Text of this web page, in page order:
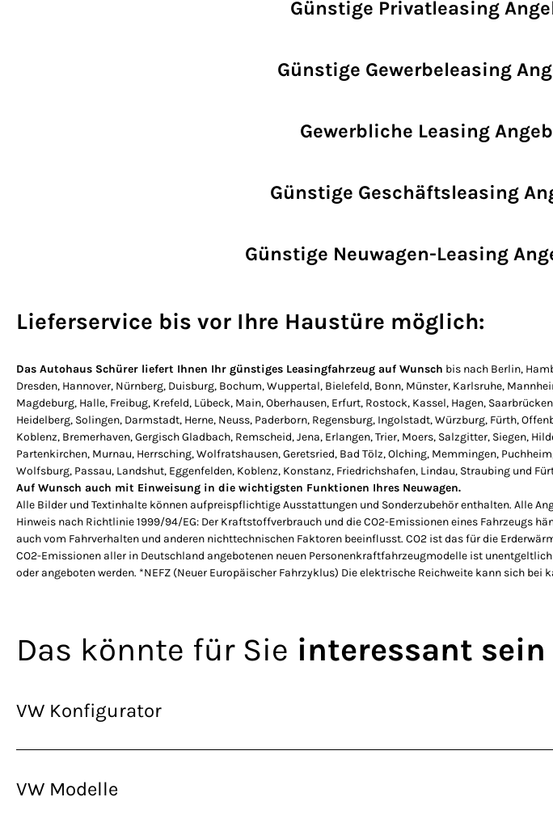
Günstige Privatleasing
Günstige Gewerbeleasing
Gewerbliche Leasing
Günstige Geschäftsleasing
Günstige Neuwagen-Leasing
Lieferservice bis vor Ihre Haustüre möglich:
Das Autohaus Schürer liefert Ihnen Ihr günstiges Leasingfahrzeug auf Wunsch bis nach Berlin,
Dresden, Hannover, Nürnberg, Duisburg, Bochum, Wuppertal, Bielefeld, Bonn, Münster, Karlsruhe,
Magdeburg, Halle, Freibug, Krefeld, Lübeck, Main, Oberhausen, Erfurt, Rostock, Kassel, Hagen,
Heidelberg, Solingen, Darmstadt, Herne, Neuss, Paderborn, Regensburg, Ingolstadt, Würzburg, Fürth,
Koblenz, Bremerhaven, Gergisch Gladbach, Remscheid, Jena, Erlangen, Trier, Moers, Salzgitter, Siegen,
Partenkirchen, Murnau, Herrsching, Wolfratshausen, Geretsried, Bad Tölz, Olching, Memmingen,
Wolfsburg, Passau, Landshut, Eggenfelden, Koblenz, Konstanz, Friedrichshafen, Lindau, Straubing und
Auf Wunsch auch mit Einweisung in die wichtigsten Funktionen Ihres Neuwagen.
Alle Bilder und Textinhalte können aufpreispflichtige Ausstattungen und Sonderzubehör enthalten. Alle
Hinweis nach Richtlinie 1999/94/EG: Der Kraftstoffverbrauch und die CO2-Emissionen eines Fahrzeugs
auch vom Fahrverhalten und anderen nichttechnischen Faktoren beeinflusst. CO2 ist das für die
CO2-Emissionen aller in Deutschland angebotenen neuen Personenkraftfahrzeugmodelle ist
oder angeboten werden. *NEFZ (Neuer Europäischer Fahrzyklus) Die elektrische Reichweite kann sich
Das könnte für Sie interessant sein
VW Konfigurator
VW Modelle